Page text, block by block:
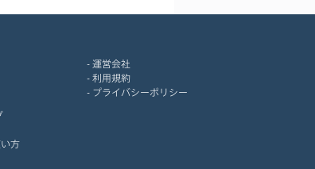
方
運営会社
利用規約
プライバシーポリシー